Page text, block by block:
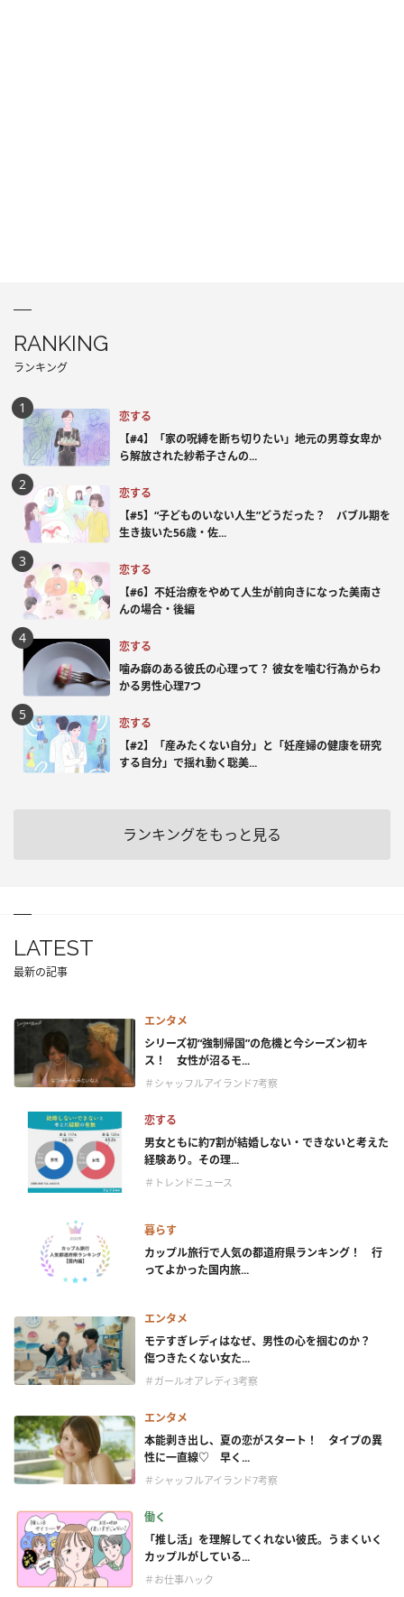
RANKING
ランキング
恋する
【#4】「家の呪縛を断ち切りたい」地元の男尊女卑か
ら解放された紗希子さんの...
恋する
【#5】“子どものいない人生”どうだった？ バブル期を
生き抜いた56歳・佐...
恋する
【#6】不妊治療をやめて人生が前向きになった美南さ
んの場合・後編
恋する
噛み癖のある彼氏の心理って？ 彼女を噛む行為からわ
かる男性心理7つ
恋する
【#2】「産みたくない自分」と「妊産婦の健康を研究
する自分」で揺れ動く聡美...
ランキングをもっと見る
LATEST
最新の記事
エンタメ
シリーズ初“強制帰国”の危機と今シーズン初キ
ス！ 女性が沼るモ...
＃シャッフルアイランド7考察
恋する
男女ともに約7割が結婚しない・できないと考えた
経験あり。その理...
＃トレンドニュース
暮らす
カップル旅行で人気の都道府県ランキング！ 行
ってよかった国内旅...
エンタメ
モテすぎレディはなぜ、男性の心を掴むのか？
傷つきたくない女た...
＃ガールオアレディ3考察
エンタメ
本能剥き出し、夏の恋がスタート！ タイプの異
性に一直線♡ 早く...
＃シャッフルアイランド7考察
働く
「推し活」を理解してくれない彼氏。うまくいく
カップルがしている...
＃お仕事ハック